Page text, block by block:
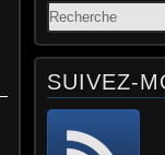
SUIVEZ-